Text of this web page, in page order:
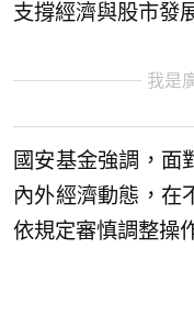
支撐經濟與股市發
我是
國安基金強調，面
內外經濟動態，在
依規定審慎調整操